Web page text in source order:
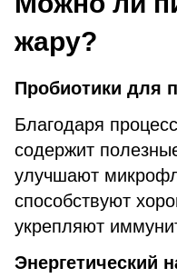
жару?
Пробиотики для
Благодаря
содержит
улучшают
способствуют
укрепляют
Энергетический